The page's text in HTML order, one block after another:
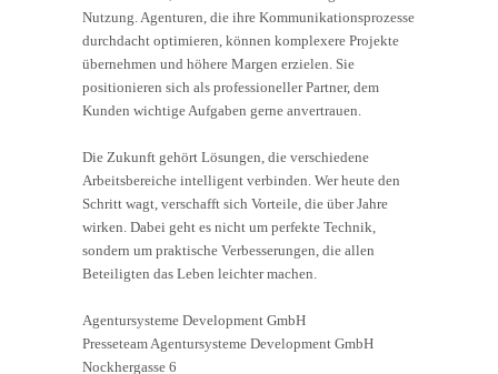
Nutzung. Agenturen, die ihre Kommunikationsprozesse
durchdacht optimieren, können komplexere Projekte
übernehmen und höhere Margen erzielen. Sie
positionieren sich als professioneller Partner, dem
Kunden wichtige Aufgaben gerne anvertrauen.
Die Zukunft gehört Lösungen, die verschiedene
Arbeitsbereiche intelligent verbinden. Wer heute den
Schritt wagt, verschafft sich Vorteile, die über Jahre
wirken. Dabei geht es nicht um perfekte Technik,
sondern um praktische Verbesserungen, die allen
Beteiligten das Leben leichter machen.
Agentursysteme Development GmbH
Presseteam Agentursysteme Development GmbH
Nockhergasse 6